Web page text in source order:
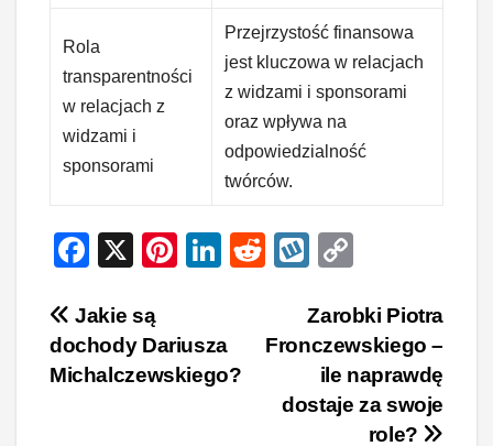
Rola
transparentności
w relacjach z
widzami i
sponsorami
Przejrzystość finansowa
jest kluczowa w relacjach
z widzami i sponsorami
oraz wpływa na
odpowiedzialność
twórców.
F
c
e
b
X
Pi
e
st
Li
e
dI
R
di
W
o
p
p
y
Li
n
Nawigacja
wpisu
Zarobki Piotra
Fronczewskiego –
ile naprawdę
dostaje za swoje
role?
Jakie są
dochody Dariusza
Michalczewskiego?